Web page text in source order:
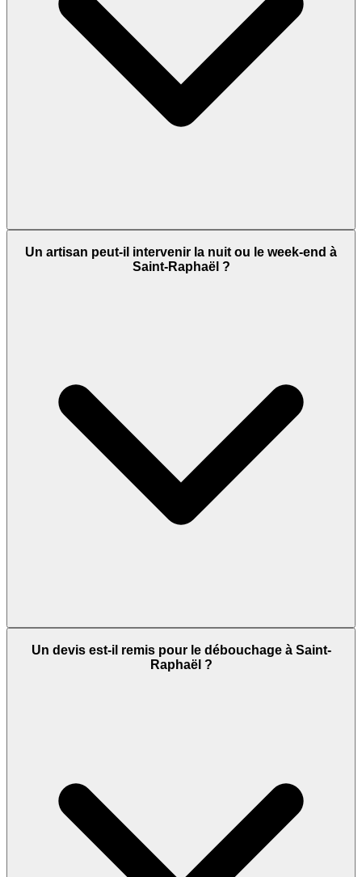
Un artisan peut-il intervenir la nuit ou le week-end à
Saint-Raphaël ?
Un devis est-il remis pour le débouchage à Saint-
Raphaël ?